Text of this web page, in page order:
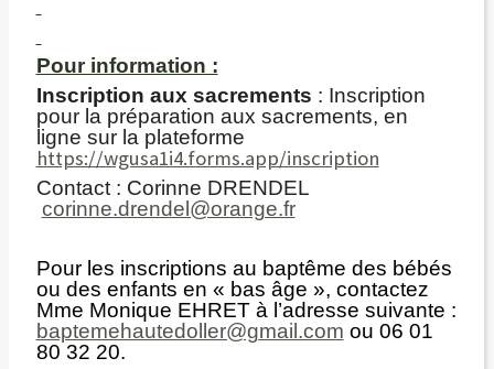
Pour information :
Inscription aux sacrements : Inscription
pour la préparation aux sacrements, en
ligne sur la plateforme
https://wgusa1i4.forms.app/inscription
Contact : Corinne DRENDEL
corinne.drendel@orange.fr
Pour les inscriptions au baptême des bébés
ou des enfants en « bas âge », contactez
Mme Monique EHRET à l’adresse suivante :
baptemehautedoller@gmail.com ou 06 01
80 32 20.